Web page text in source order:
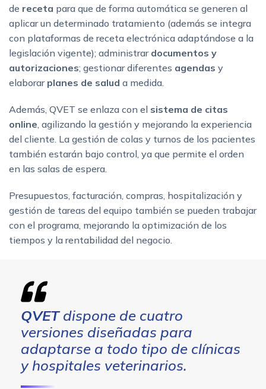
de receta para que de forma automática se generen al
aplicar un determinado tratamiento (además se integra
con plataformas de receta electrónica adaptándose a la
legislación vigente); administrar documentos y
autorizaciones; gestionar diferentes agendas y
elaborar planes de salud a medida.
Además, QVET se enlaza con el sistema de citas
online , agilizando la gestión y mejorando la experiencia
del cliente. La gestión de colas y turnos de los pacientes
también estarán bajo control, ya que permite el orden
en las salas de espera.
Presupuestos, facturación, compras, hospitalización y
gestión de tareas del equipo también se pueden trabajar
con el programa, mejorando la optimización de los
tiempos y la rentabilidad del negocio.
QVETdispone de cuatro
versiones diseñadas para
adaptarse a todo tipo de clínicas
y hospitales veterinarios.